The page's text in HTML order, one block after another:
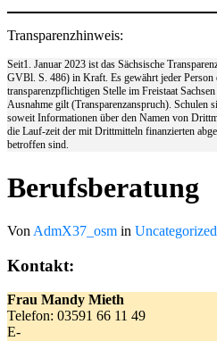
Transparenzhinweis:
Seit1. Januar 2023 ist das Sächsische
GVBl. S. 486) in Kraft. Es gewährt jeder Person
transparenzpflichtigen Stelle im Freistaat
Ausnahme gilt (Transparenzanspruch). Schulen
soweit Informationen über den Namen von
die Lauf-zeit der mit Drittmitteln finanzierten
betroffen sind.
Berufsberatung
Von AdmX37_osm in Uncategorized
Kontakt:
Frau Mandy Mieth
Telefon: 03591 66 11 49
E-